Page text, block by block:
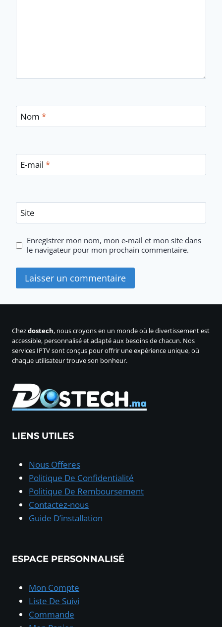
Nom *
E-mail *
Site
Enregistrer mon nom, mon e-mail et mon site dans
le navigateur pour mon prochain commentaire.
Chezdostech, nous croyons en un monde où le divertissement est
accessible, personnalisé et adapté aux besoins de chacun. Nos
services IPTV sont conçus pour offrir une expérience unique, où
chaque utilisateur trouve son bonheur.
LIENS UTILES
Nous Offeres
Politique De Confidentialité
Politique De Remboursement
Contactez-nous
Guide D’installation
ESPACE PERSONNALISÉ
Mon Compte
Liste De Suivi
Commande